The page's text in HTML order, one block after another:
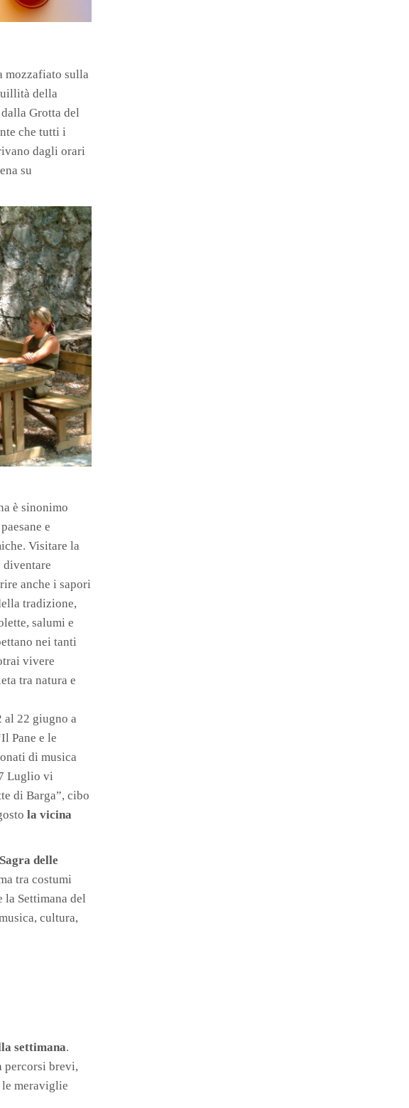
mozzafiato sulla
della
Grotta del
che tutti i
dagli orari
su
è sinonimo
e
Visitare la
diventare
anche i sapori
tradizione,
salumi e
nei tanti
vivere
tra natura e
22 giugno a
Pane e le
di musica
Luglio vi
di Barga”, cibo
la vicina
Sagra delle
tra costumi
la Settimana del
cultura,
settimana.
percorsi brevi,
meraviglie